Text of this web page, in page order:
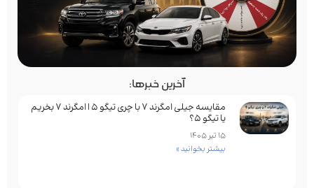
آخرین خبرها:
مقایسه جیلی امگرند 7 با چری تیگو 5 | امگرند 7 بخریم
یا تیگو 5؟
15 تیر 1405
بیشتر بخوانید »